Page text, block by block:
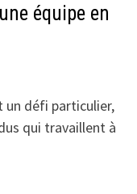
équipe en
un défi particulier,
qui travaillent à